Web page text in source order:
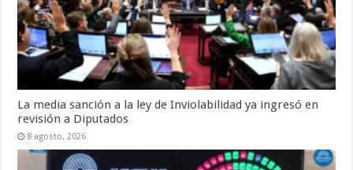
La media sanción a la ley de Inviolabilidad ya ingresó en
revisión a Diputados
8 agosto, 2026